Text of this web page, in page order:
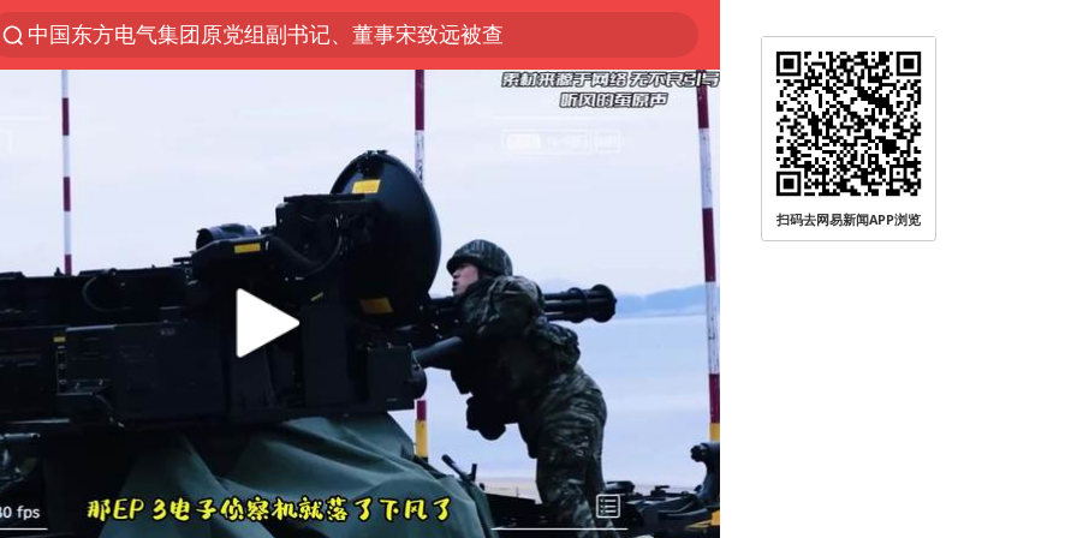
中国东方电气集团原党组副书记、董事宋致远被查
“China Cool”火了，老外爱上中国避暑游
香港火灾调查报告：大火或由烟头引起
张本智和：零封向鹏不意外
俄黑客称掌握北约直接参与袭俄证据
万岁山接盘烂尾恒大文旅城
浙江海事局启动Ⅰ级防台应急响应
云南一地村民过火把节意外灼伤16人
泰国初中生饮弹自尽前开了26枪
用AI造出新病毒意味着什么
浙江最强风雨时段已锁定
今年第二强台风将带来多大影响
扫码去网易新闻APP浏览